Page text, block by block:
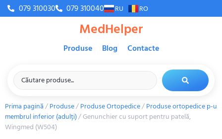
079 310030 079 310040 RU RO
MedHelper
Produse Blog Contacte
Prima pagină/Produse/Produse Ortopedice/Produse ortopedice p-u
membrul inferior (adulți)/ Genunchier cu suport pentru patelă,
Wingmed (W504)